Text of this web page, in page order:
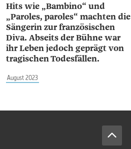
Hits wie „Bambino“ und
„Paroles, paroles“ machten die
Sängerin zur französischen
Diva. Abseits der Bühne war
ihr Leben jedoch geprägt von
tragischen Todesfällen.
August 2023